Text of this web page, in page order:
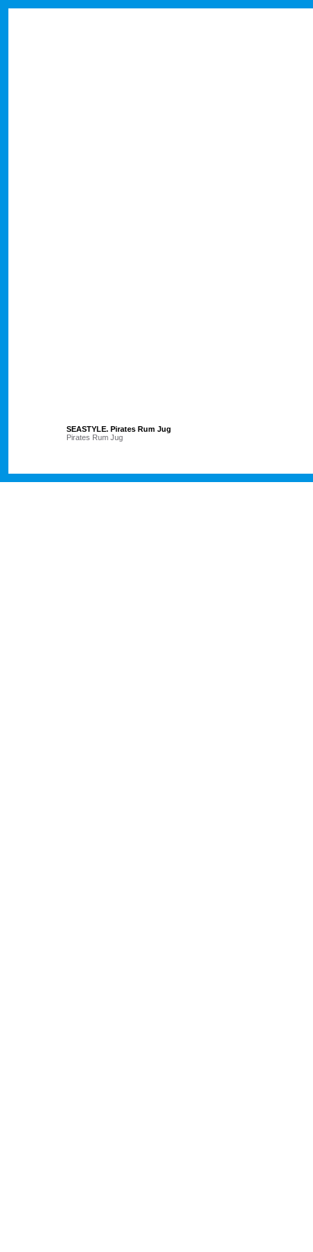
SEASTYLE. Pirates Rum Jug
Pirates Rum Jug